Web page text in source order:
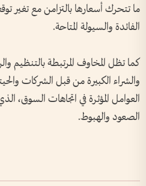
ما تتحرك أسعارها بالتزامن مع تغير
الفائدة والسيولة المتاحة.
كما تظل المخاوف المرتبطة بالتنظيم
والشراء الكبيرة من قبل الشركات
العوامل المؤثرة في اتجاهات السوق،
الصعود والهبوط.